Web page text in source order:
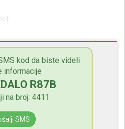
kod da biste videli
informacije
R87B
na broj: 4411
SMS